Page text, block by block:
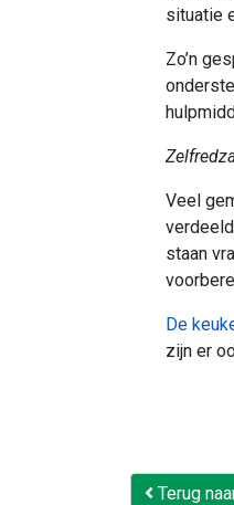
situatie
Zo’n
Veel
staan
De
zijn er
Terug